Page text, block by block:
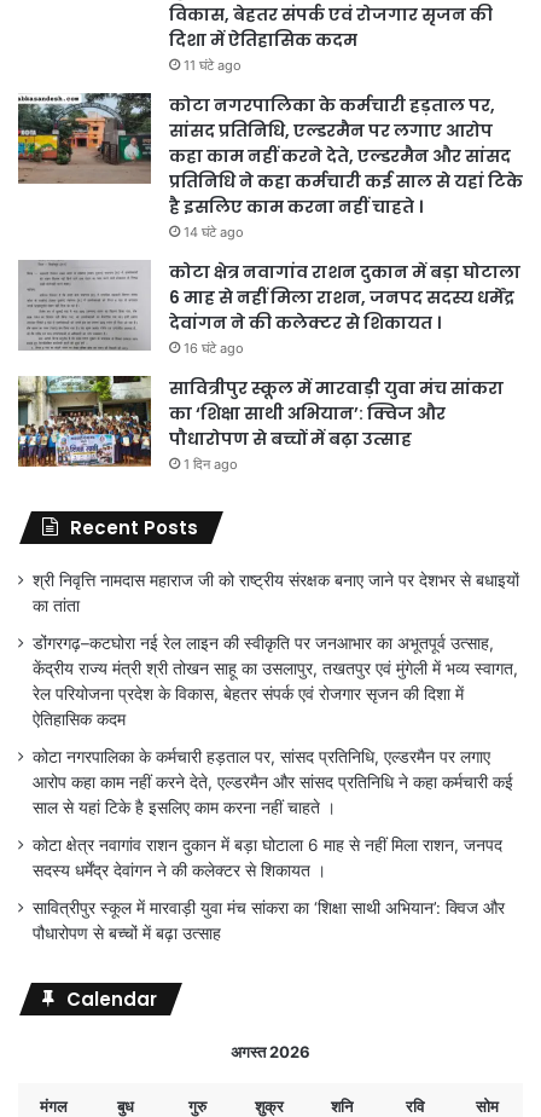
विकास, बेहतर संपर्क एवं रोजगार सृजन की
दिशा में ऐतिहासिक कदम
11 घंटे ago
कोटा नगरपालिका के कर्मचारी हड़ताल पर,
सांसद प्रतिनिधि, एल्डरमैन पर लगाए आरोप
कहा काम नहीं करने देते, एल्डरमैन और सांसद
प्रतिनिधि ने कहा कर्मचारी कई साल से यहां टिके
है इसलिए काम करना नहीं चाहते ।
14 घंटे ago
कोटा क्षेत्र नवागांव राशन दुकान में बड़ा घोटाला
6 माह से नहीं मिला राशन, जनपद सदस्य धर्मेंद्र
देवांगन ने की कलेक्टर से शिकायत ।
16 घंटे ago
सावित्रीपुर स्कूल में मारवाड़ी युवा मंच सांकरा
का ‘शिक्षा साथी अभियान’: क्विज और
पौधारोपण से बच्चों में बढ़ा उत्साह
1 दिन ago
Recent Posts
श्री निवृत्ति नामदास महाराज जी को राष्ट्रीय संरक्षक बनाए जाने पर देशभर से बधाइयों
का तांता
डोंगरगढ़–कटघोरा नई रेल लाइन की स्वीकृति पर जनआभार का अभूतपूर्व उत्साह,
केंद्रीय राज्य मंत्री श्री तोखन साहू का उसलापुर, तखतपुर एवं मुंगेली में भव्य स्वागत,
रेल परियोजना प्रदेश के विकास, बेहतर संपर्क एवं रोजगार सृजन की दिशा में
ऐतिहासिक कदम
कोटा नगरपालिका के कर्मचारी हड़ताल पर, सांसद प्रतिनिधि, एल्डरमैन पर लगाए
आरोप कहा काम नहीं करने देते, एल्डरमैन और सांसद प्रतिनिधि ने कहा कर्मचारी कई
साल से यहां टिके है इसलिए काम करना नहीं चाहते ।
कोटा क्षेत्र नवागांव राशन दुकान में बड़ा घोटाला 6 माह से नहीं मिला राशन, जनपद
सदस्य धर्मेंद्र देवांगन ने की कलेक्टर से शिकायत ।
सावित्रीपुर स्कूल में मारवाड़ी युवा मंच सांकरा का ‘शिक्षा साथी अभियान’: क्विज और
पौधारोपण से बच्चों में बढ़ा उत्साह
Calendar
अगस्त 2026
मंगल बुध गुरु शुक्र शनि रवि सोम